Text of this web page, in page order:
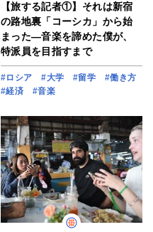
【旅する記者①】それは新宿
の路地裏「コーシカ」から始
まった―音楽を諦めた僕が、
特派員を目指すまで
#ロシア #大学 #留学
#働き方
#経済
#音楽